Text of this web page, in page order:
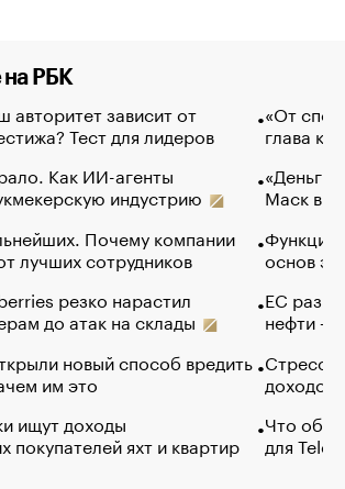
на РБК
авторитет зависит от
Тест для лидеров
Как ИИ-агенты
индустрию
Почему компании
лучших сотрудников
резко нарастил
до атак на склады
новый способ вредить
им это
ищут доходы
яхт и квартир
«От
глава
«Деньги
Маск в
Функции
основ
ЕС
нефти —
Стресс
доходов
Что
для